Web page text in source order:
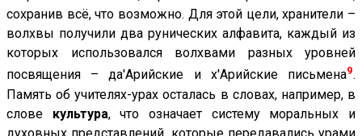
сохранив всё, что возможно. Для этой цели, хранители –
волхвы получили два рунических алфавита, каждый из
которых использовался волхвами разных уровней
посвящения – да'Арийские и х'Арийские письмена9.
Память об учителях-урах осталась в словах, например, в
слове культура, что означает систему моральных и